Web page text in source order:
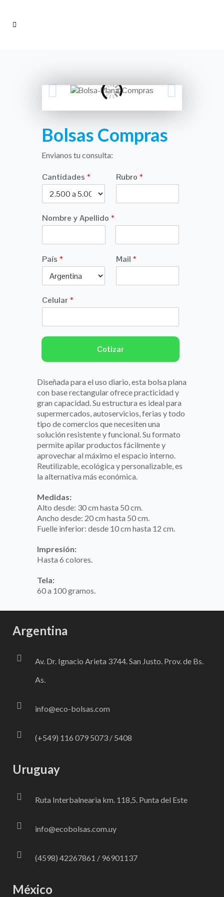
Bolsas Compras
Envianos tu consulta:
Cantidades * Rubro *
Nombre y Apellido *
o
m
e
p
e
i
País * Mail *
Celular *
Cotizar
Diseñada para el uso diario, esta bolsa plana
con base rectangular ofrece practicidad y
gran capacidad. Su estructura es ideal para
supermercados, autoservicios, ferias y todo
tipo de comercios que necesiten una
solución resistente y funcional. Su formato
permite apilar productos fácilmente y
aprovechar al máximo el espacio interno.
Reutilizable, ecológica y personalizable, es
la alternativa más económica.
Medidas:
Alto desde: 30 cm hasta 50 cm.
Ancho desde: 20 cm hasta 50 cm.
Fuelle inferior: desde 10 cm hasta 12 cm.
Impresión:
Hasta 6 colores.
Tela:
60 a 100 gramos.
Argentina
Av. Dr. Ignacio Arieta 3744. San Justo. Prov. de Bs.
As.
info@eco-bolsas.com
(+549) 116 079 5073 / 5408
Uruguay
Ruta Interbalnearia km. 118,5. Punta del Este
info@ecobolsas.com.uy
(4598) 42267861 / 96901137
México